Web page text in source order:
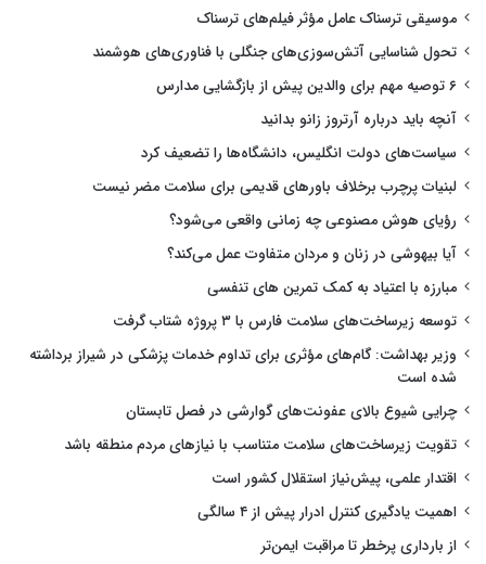
موسیقی ترسناک عامل مؤثر فیلم‌های ترسناک
تحول شناسایی آتش‌سوزی‌های جنگلی با فناوری‌های هوشمند
۶ توصیه مهم برای والدین پیش از بازگشایی مدارس
آنچه باید درباره آرتروز زانو بدانید
سیاست‌های دولت انگلیس، دانشگاه‌ها را تضعیف کرد
لبنیات پرچرب برخلاف باورهای قدیمی برای سلامت مضر نیست
رؤیای هوش مصنوعی چه زمانی واقعی می‌شود؟
آیا بیهوشی در زنان و مردان متفاوت عمل می‌کند؟
مبارزه با اعتیاد به کمک تمرین های تنفسی
توسعه زیرساخت‌های سلامت فارس با ۳ پروژه شتاب گرفت
وزیر بهداشت: گام‌های مؤثری برای تداوم خدمات پزشکی در شیراز برداشته
شده است
چرایی شیوع بالای عفونت‌های گوارشی در فصل تابستان
تقویت زیرساخت‌های سلامت متناسب با نیازهای مردم منطقه باشد
اقتدار علمی، پیش‌نیاز استقلال کشور است
اهمیت یادگیری کنترل ادرار پیش از ۴ سالگی
از بارداری پرخطر تا مراقبت ایمن‌تر